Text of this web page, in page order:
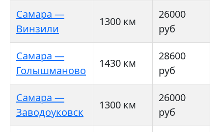
Самара —
Винзили
1300 км
26000
руб
Самара —
Голышманово
1430 км
28600
руб
Самара —
Заводоуковск
1300 км
26000
руб